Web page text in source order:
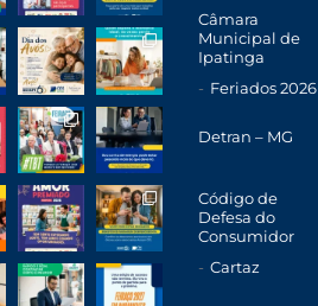
Câmara
Municipal de
Ipatinga
Feriados 2026
Detran – MG
Código de
Defesa do
Consumidor
Cartaz